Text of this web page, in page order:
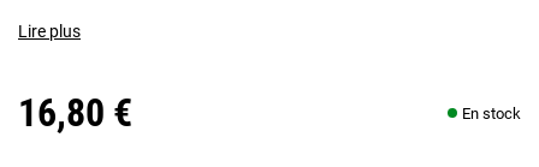
Lire plus
16,80 € En stock